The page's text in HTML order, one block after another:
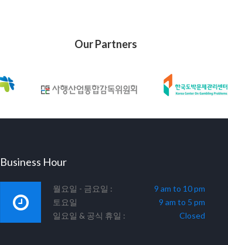
Our Partners
Business Hour
월요일 - 금요일 :
9 am to 10 pm
토요일
9 am to 5 pm
일요일 & 공식 휴일 :
Closed